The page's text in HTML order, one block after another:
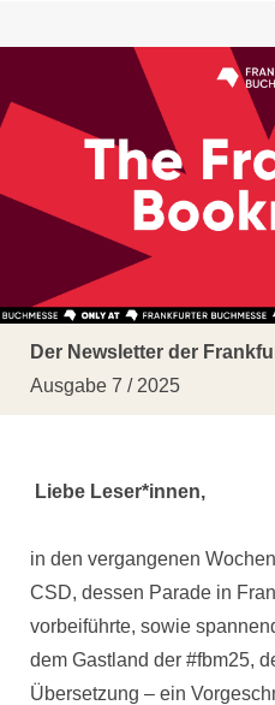
Der Newsletter der
Ausgabe 7 / 2025
Liebe Leser*innen,
in den vergangenen
CSD, dessen Parade in
vorbeiführte, sowie
dem Gastland der #fbm25,
Übersetzung – ein